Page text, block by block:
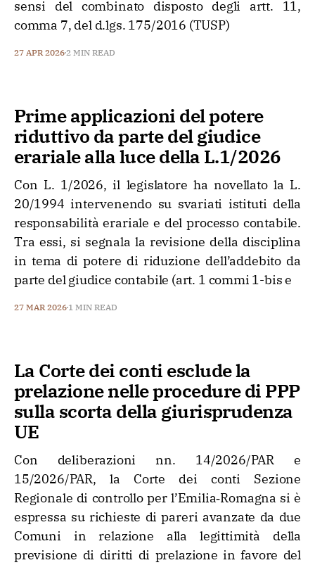
sensi del combinato disposto degli artt. 11,
comma 7, del d.lgs. 175/2016 (TUSP)
27 APR 20262 MIN READ
Prime applicazioni del potere
riduttivo da parte del giudice
erariale alla luce della L.1/2026
Con L. 1/2026, il legislatore ha novellato la L.
20/1994 intervenendo su svariati istituti della
responsabilità erariale e del processo contabile.
Tra essi, si segnala la revisione della disciplina
in tema di potere di riduzione dell’addebito da
parte del giudice contabile (art. 1 commi 1-bis e
27 MAR 2026 1 MIN READ
La Corte dei conti esclude la
prelazione nelle procedure di PPP
sulla scorta della giurisprudenza
UE
Con deliberazioni nn. 14/2026/PAR e
15/2026/PAR, la Corte dei conti Sezione
Regionale di controllo per l’Emilia‑Romagna si è
espressa su richieste di pareri avanzate da due
Comuni in relazione alla legittimità della
previsione di diritti di prelazione in favore del